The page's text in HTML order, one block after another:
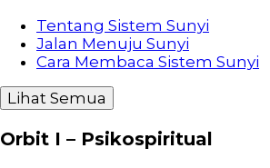
Tentang Sistem Sunyi
Jalan Menuju Sunyi
Cara Membaca Sistem Sunyi
Lihat Semua
Orbit I – Psikospiritual